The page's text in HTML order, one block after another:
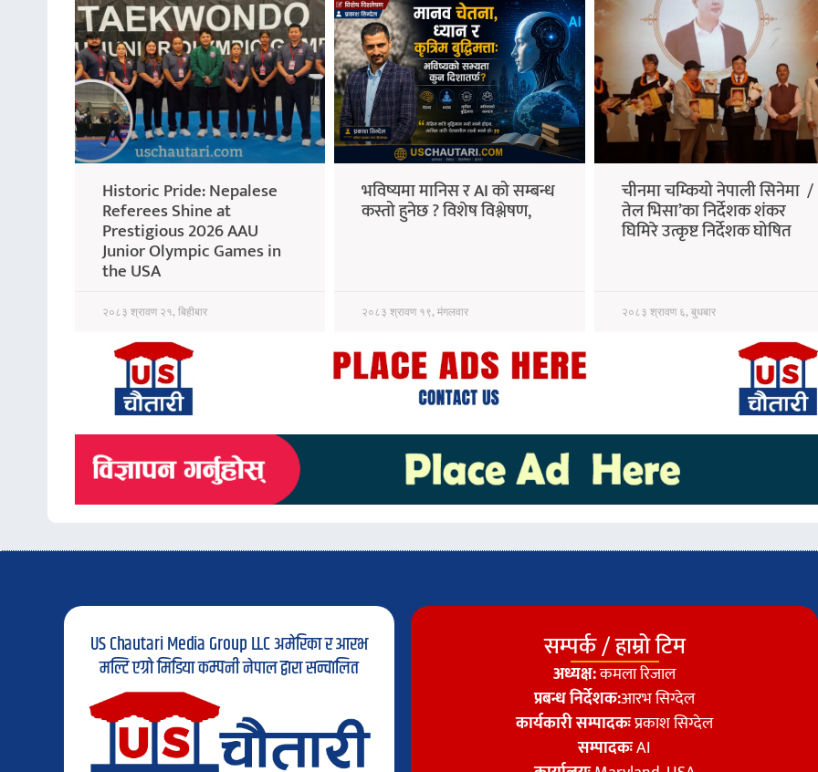
Historic Pride: Nepalese
Referees Shine at
Prestigious 2026 AAU
Junior Olympic Games in
the USA
२०८३ श्रावण २१, बिहीबार
भविष्यमा मानिस र AI को सम्बन्ध
कस्तो हुनेछ ? विशेष विश्लेषण,
२०८३ श्रावण १९, मंगलवार
चीनमा चम्कियो नेपाली सिनेमा /
तेल भिसा’का निर्देशक शंकर
घिमिरे उत्कृष्ट निर्देशक घोषित
२०८३ श्रावण ६, बुधबार
US Chautari Media Group LLC अमेरिका र आरभ
मल्टि एग्रो मिडिया कम्पनी नेपाल द्वारा सन्चालित
सम्पर्क / हाम्रो टिम
अध्यक्ष:कमला रिजाल
प्रबन्ध निर्देशक:आरभ सिग्देल
कार्यकारी सम्पादकःप्रकाश सिग्देल
सम्पादकःAI